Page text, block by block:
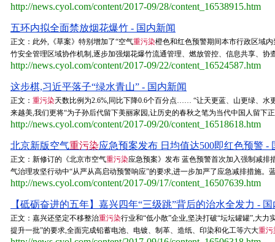
http://news.cyol.com/content/2017-09/28/content_16538915.htm
五环内拟全面禁放烟花爆竹 - 国内新闻
正文：此外,《草案》特别增加了“空气重污染橙色和红色预警期间本市行政区域
竹安全管理区域协作机制,逐步加强烟花爆竹流通管理、燃放管控、信息共享、
http://news.cyol.com/content/2017-09/22/content_16524587.htm
这步棋,习近平落子“绿水青山” - 国内新闻
正文： 重污染天数比例为2.6%,同比下降0.6个百分点…… “让天更蓝、山更绿、水
来越美,我们更将“为子孙后代留下美丽家园,让历史的春秋之笔为当代中国人留下
http://news.cyol.com/content/2017-09/20/content_16518618.htm
北京新版空气重污染应急预案发布 日均值达500即红色预警 -
正文：新修订的《北京市空气重污染应急预案》发布 蓝色预警首次加入强制减排
气治理攻坚行动中“从严从高启动预警响应”的要求,进一步加严了应急减排措施
http://news.cyol.com/content/2017-09/17/content_16507639.htm
【砥砺奋进的五年】嘉兴四年“三级跳”背后的治水全发力 -
正文：嘉兴还坚定不移整治重污染行业和“低小散”企业,坚决打破“坛坛罐罐”,大
提升一批”的要求,全面完成铅蓄电池、电镀、制革、造纸、印染和化工等六大重污